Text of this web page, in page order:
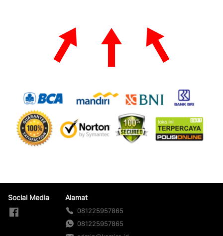
Social Media Alamat
081225957865
081225957865